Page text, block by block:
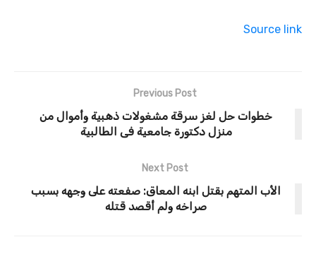
Source link
Previous Post
خطوات حل لغز سرقة مشغولات ذهبية وأموال من
منزل دكتورة جامعية فى الطالبية
Next Post
الأب المتهم بقتل ابنه المعاق: صفعته على وجهه بسبب
صراخه ولم أقصد قتله